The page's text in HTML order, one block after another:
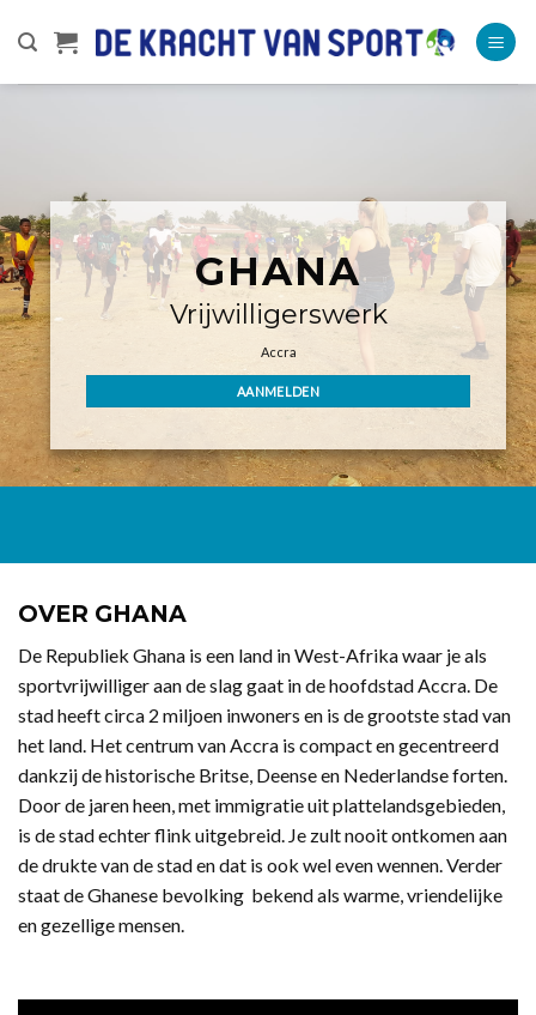
naar
GHANA
Vrijwilligerswerk
Accra
AANMELDEN
OVER GHANA
De Republiek Ghana is een land in West-Afrika waar je als
sportvrijwilliger aan de slag gaat in de hoofdstad Accra. De
stad heeft circa 2 miljoen inwoners en is de grootste stad van
het land. Het centrum van Accra is compact en gecentreerd
dankzij de historische Britse, Deense en Nederlandse forten.
Door de jaren heen, met immigratie uit plattelandsgebieden,
is de stad echter flink uitgebreid. Je zult nooit ontkomen aan
de drukte van de stad en dat is ook wel even wennen. Verder
staat de Ghanese bevolking bekend als warme, vriendelijke
en gezellige mensen.